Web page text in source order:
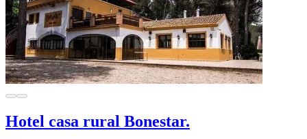
Hotel casa rural Bonestar.